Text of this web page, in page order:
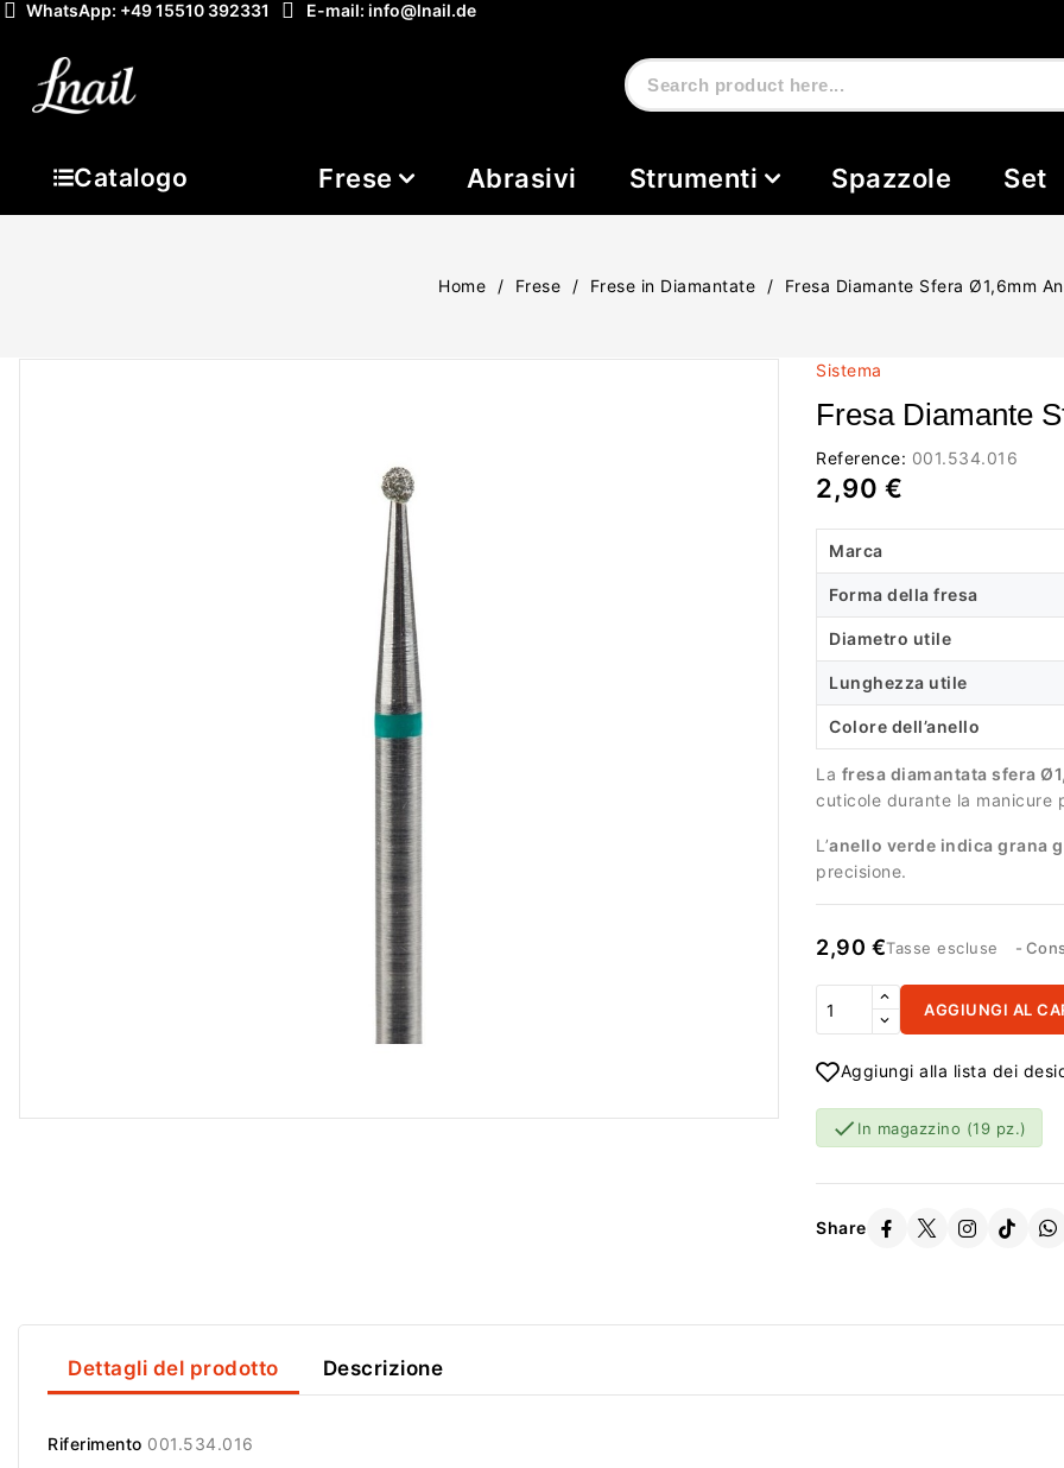
WhatsApp: +49 15510 392331 E-mail: info@lnail.de
Catalogo Frese Abrasivi Strumenti Spazzole Set
Home Frese Frese in Diamantate Fresa Diamante Sfera Ø1,6mm
Sistema
Fresa Diamante
Reference: 001.534.016
2,90 €
Marca
Forma della fresa
Diametro utile
Lunghezza utile
Colore dell’anello
La fresa diamantata sfera
cuticole durante la manicure
L’anello verde indica grana
precisione.
2,90 €Tasse escluse
AGGIUNGI AL
Aggiungi alla lista dei
 In magazzino (19 pz.)
Share
Dettagli del prodotto Descrizione
Riferimento 001.534.016